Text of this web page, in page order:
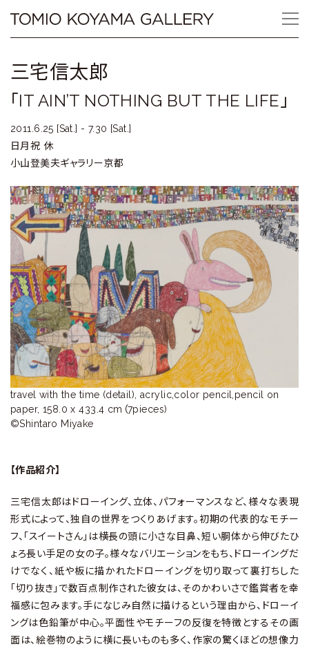
content
Tomio
Gallery
小
山
登
美
夫
ギ
ャ
ラ
リ
ー
三宅信太郎
「IT AIN’T NOTHING BUT THE LIFE」
2011.6.25 [Sat.] - 7.30 [Sat.]
日月祝 休
小山登美夫ギャラリー京都
travel with the time (detail), acrylic,color pencil,pencil on
paper, 158.0 x 433.4 cm（7pieces)
©Shintaro Miyake
【作品紹介】
三宅信太郎はドローイング、立体、パフォーマンスなど、様々な表現
形式によって、独自の世界をつくりあげます。初期の代表的なモチー
フ、「スイートさん」は横長の頭に小さな目鼻、短い胴体から伸びたひ
ょろ長い手足の女の子。様々なバリエーションをもち、ドローイングだ
けでなく、紙や板に描かれたドローイングを切り取って裏打ちした
「切り抜き」で数百点制作された彼女は、そのかわいさで鑑賞者を幸
福感に包みます。手になじみ自然に描けるという理由から、ドローイ
ングは色鉛筆が中心。平面性やモチーフの反復を特徴とするその画
面は、絵巻物のように横に長いものも多く、作家の驚くほどの想像力